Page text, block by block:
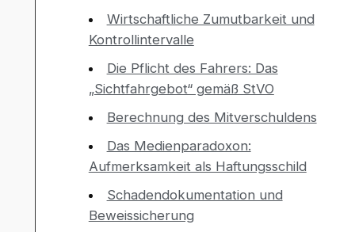
Wirtschaftliche Zumutbarkeit und
Kontrollintervalle
Die Pflicht des Fahrers: Das
„Sichtfahrgebot“ gemäß StVO
Berechnung des Mitverschuldens
Das Medienparadoxon:
Aufmerksamkeit als Haftungsschild
Schadendokumentation und
Beweissicherung